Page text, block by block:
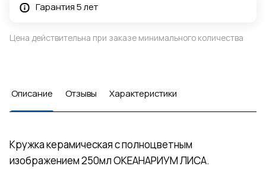
Гарантия 5 лет
Цена действительна при заказе минимального количества
Описание Отзывы Характеристики
Кружка керамическая с полноцветным
изображением 250мл ОКЕАНАРИУМ ЛИСА.